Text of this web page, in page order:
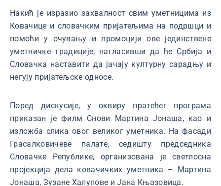
Накић је изразио захвалност свим уметницима из
Ковачице и словачким пријатељима на подршци и
помоћи у очувању и промоцији ове јединствене
уметничке традиције, нагласивши да ће Србија и
Словачка наставити да јачају културну сарадњу и
негују пријатељске односе.
Поред дискусије, у оквиру пратећег програма
приказан је филм Снови Мартина Јонаша, као и
изложба слика овог великог уметника. На фасади
Грасалковичеве палате, седишту председника
Словачке Републике, организована је светлосна
пројекција дела ковачичких уметника – Мартина
Јонаша, Зузане Халупове и Јана Књазовица.